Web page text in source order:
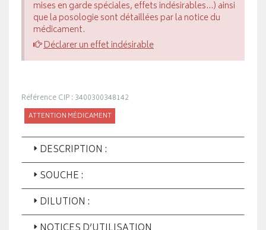
mises en garde spéciales, effets indésirables...) ainsi
que la posologie sont détaillées par la notice du
médicament.
Déclarer un effet indésirable
Référence CIP : 3400300348142
ATTENTION MÉDICAMENT
DESCRIPTION :
SOUCHE :
DILUTION :